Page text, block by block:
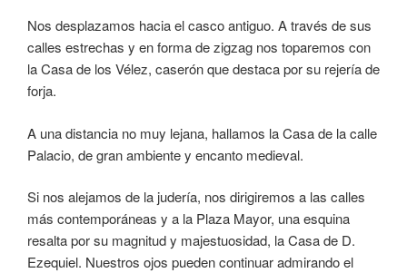
Nos desplazamos hacia el casco antiguo. A través de sus
calles estrechas y en forma de zigzag nos toparemos con
la Casa de los Vélez, caserón que destaca por su rejería de
forja.
A una distancia no muy lejana, hallamos la Casa de la calle
Palacio, de gran ambiente y encanto medieval.
Si nos alejamos de la judería, nos dirigiremos a las calles
más contemporáneas y a la Plaza Mayor, una esquina
resalta por su magnitud y majestuosidad, la Casa de D.
Ezequiel. Nuestros ojos pueden continuar admirando el